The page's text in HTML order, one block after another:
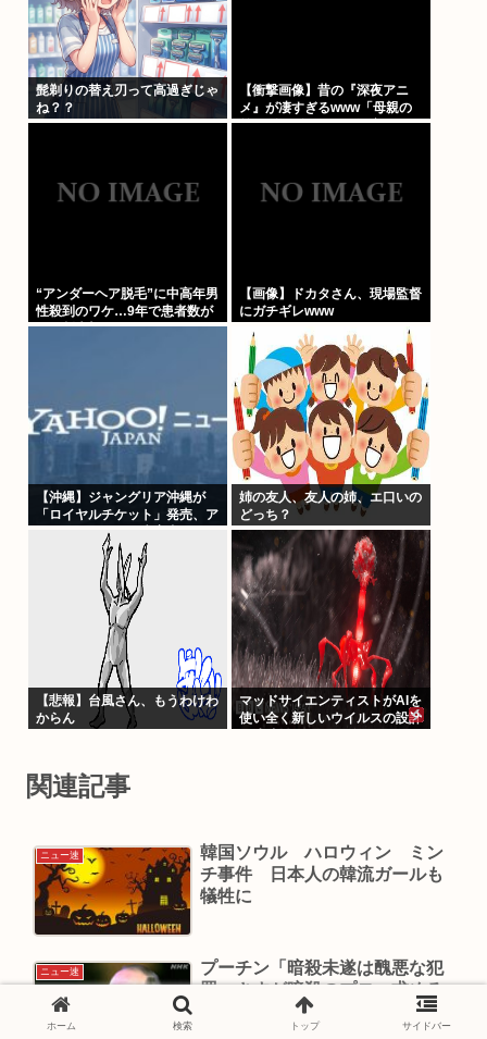
髭剃りの替え刃って高過ぎじゃ
ね？？
【衝撃画像】昔の『深夜アニ
メ』が凄すぎるwww「母親の
前でギリギリ見れる深夜アニ
“アンダーヘア脱毛”に中高年男
性殺到のワケ…9年で患者数が
200倍以上
【画像】ドカタさん、現場監督
にガチギレwww
【沖縄】ジャングリア沖縄が
「ロイヤルチケット」発売、ア
トラクションの優先案内などの
特典…大人2万9700円
姉の友人、友人の姉、エ口いの
どっち？
【悲報】台風さん、もうわけわ
からん
マッドサイエンティストがAIを
使い全く新しいウイルスの設計
関連記事
ニュー速
韓国ソウル ハロウィン ミン
チ事件 日本人の韓流ガールも
犠牲に
ニュー速
プーチン「暗殺未遂は醜悪な犯
罪」さすが暗殺のプロ…求める
レベルが違い過ぎる
ホーム 検索 トップ サイドバー